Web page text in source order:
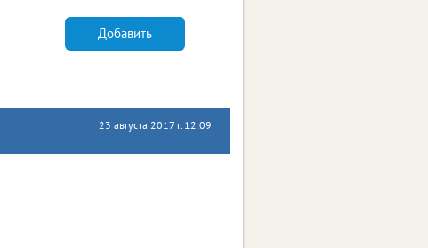
Добавить
23 августа 2017 г. 12:09